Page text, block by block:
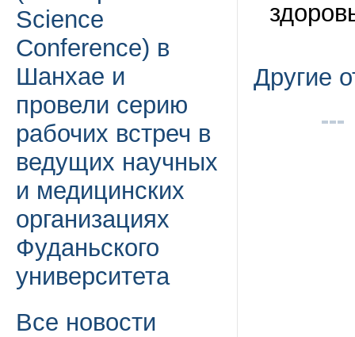
Science
Conference) в
Шанхае и
провели серию
рабочих встреч в
ведущих научных
и медицинских
организациях
Фуданьского
университета
Все новости
Другие